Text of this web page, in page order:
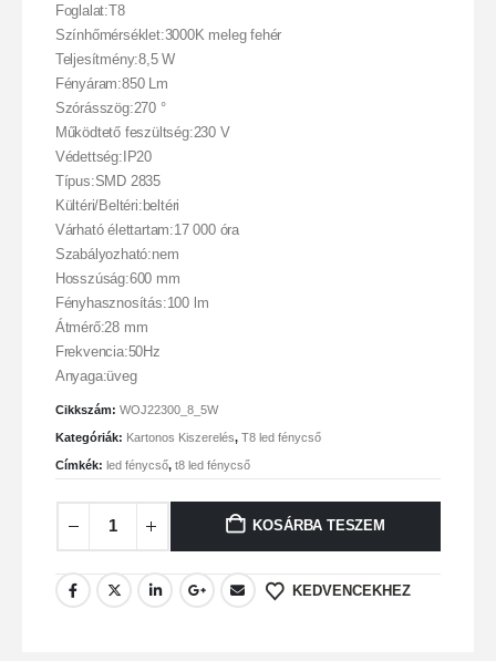
Foglalat:T8
Színhőmérséklet:3000K meleg fehér
Teljesítmény:8,5 W
Fényáram:850 Lm
Szórásszög:270 °
Működtető feszültség:230 V
Védettség:IP20
Típus:SMD 2835
Kültéri/Beltéri:beltéri
Várható élettartam:17 000 óra
Szabályozható:nem
Hosszúság:600 mm
Fényhasznosítás:100 lm
Átmérő:28 mm
Frekvencia:50Hz
Anyaga:üveg
Cikkszám: WOJ22300_8_5W
Kategóriák: Kartonos Kiszerelés, T8 led fénycső
Címkék: led fénycső, t8 led fénycső
KOSÁRBA TESZEM
KEDVENCEKHEZ